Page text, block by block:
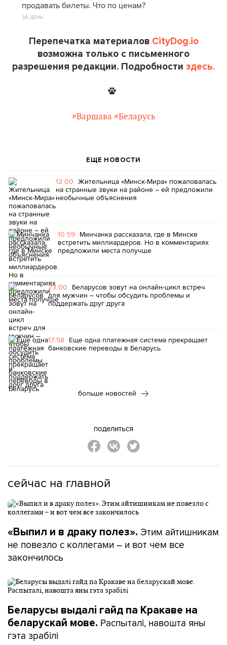
продавать билеты. Что по ценам?
ЗА ДЕНЬ
Перепечатка материалов CityDog.io
возможна только с письменного
разрешения редакции. Подробности здесь.
#Варшава #Беларусь
ЕЩЕ НОВОСТИ
12:00 Жительница «Минск-Мира» пожаловалась
на странные звуки на районе – ей предложили
необычные объяснения
10:59 Минчанка рассказала, где в Минске
встретить миллиардеров. Но в комментариях
предложили места получше
23:00 Беларусов зовут на онлайн-цикл встреч
для мужчин – чтобы обсудить проблемы и
поддержать друг друга
17:58 Еще одна платежная система прекращает
банковские переводы в Беларусь
больше новостей
поделиться
сейчас на главной
«Выпил и в драку полез». Этим айтишникам
не повезло с коллегами – и вот чем все
закончилось
Беларусы выдалі гайд па Кракаве на
беларускай мове. Распыталі, навошта яны
гэта зрабілі